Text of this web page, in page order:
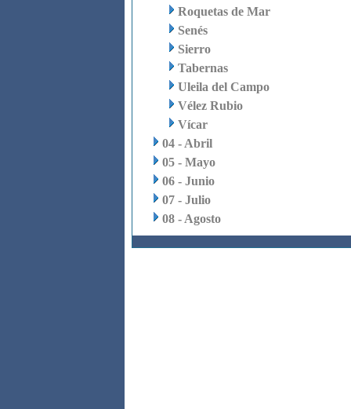
Roquetas de Mar
Senés
Sierro
Tabernas
Uleila del Campo
Vélez Rubio
Vícar
04 - Abril
05 - Mayo
06 - Junio
07 - Julio
08 - Agosto